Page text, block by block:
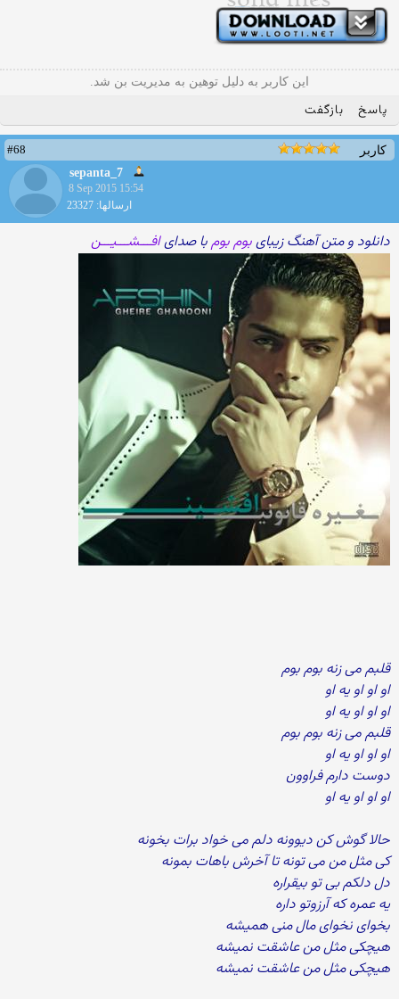
این کاربر به دلیل توهین به مدیریت بن شد.
پاسخ بازگفت
کاربر
#68
sepanta_7
8 Sep 2015 15:54
ارسالها: 23327
دانلود و متن آهنگ زیبایبوم بومبا صدایافـــشـــیـــن
قلبم می زنه بوم بوم
او او او یه او
او او او یه او
قلبم می زنه بوم بوم
او او او یه او
دوست دارم فراوون
او او او یه او
حالا گوش کن دیوونه دلم می خواد برات بخونه
کی مثل من می تونه تا آخرش باهات بمونه
دل دلکم بی تو بیقراره
یه عمره که آرزوتو داره
بخوای نخوای مال منی همیشه
هیچکی مثل من عاشقت نمیشه
هیچکی مثل من عاشقت نمیشه